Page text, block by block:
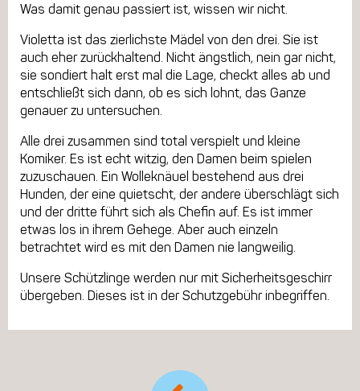
Was damit genau passiert ist, wissen wir nicht.
Violetta ist das zierlichste Mädel von den drei. Sie ist
auch eher zurückhaltend. Nicht ängstlich, nein gar nicht,
sie sondiert halt erst mal die Lage, checkt alles ab und
entschließt sich dann, ob es sich lohnt, das Ganze
genauer zu untersuchen.
Alle drei zusammen sind total verspielt und kleine
Komiker. Es ist echt witzig, den Damen beim spielen
zuzuschauen. Ein Wolleknäuel bestehend aus drei
Hunden, der eine quietscht, der andere überschlägt sich
und der dritte führt sich als Chefin auf. Es ist immer
etwas los in ihrem Gehege. Aber auch einzeln
betrachtet wird es mit den Damen nie langweilig.
Unsere Schützlinge werden nur mit Sicherheitsgeschirr
übergeben. Dieses ist in der Schutzgebühr inbegriffen.